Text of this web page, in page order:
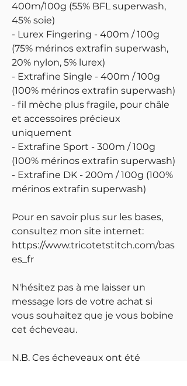
400m/100g (55% BFL superwash,
45% soie)
- Lurex Fingering - 400m / 100g
(75% mérinos extrafin superwash,
20% nylon, 5% lurex)
- Extrafine Single - 400m / 100g
(100% mérinos extrafin superwash)
- fil mèche plus fragile, pour châle
et accessoires précieux
uniquement
- Extrafine Sport - 300m / 100g
(100% mérinos extrafin superwash)
- Extrafine DK - 200m / 100g (100%
mérinos extrafin superwash)
Pour en savoir plus sur les bases,
consultez mon site internet:
https://www.tricotetstitch.com/bas
es_fr
N'hésitez pas à me laisser un
message lors de votre achat si
vous souhaitez que je vous bobine
cet écheveau.
N.B. Ces écheveaux ont été